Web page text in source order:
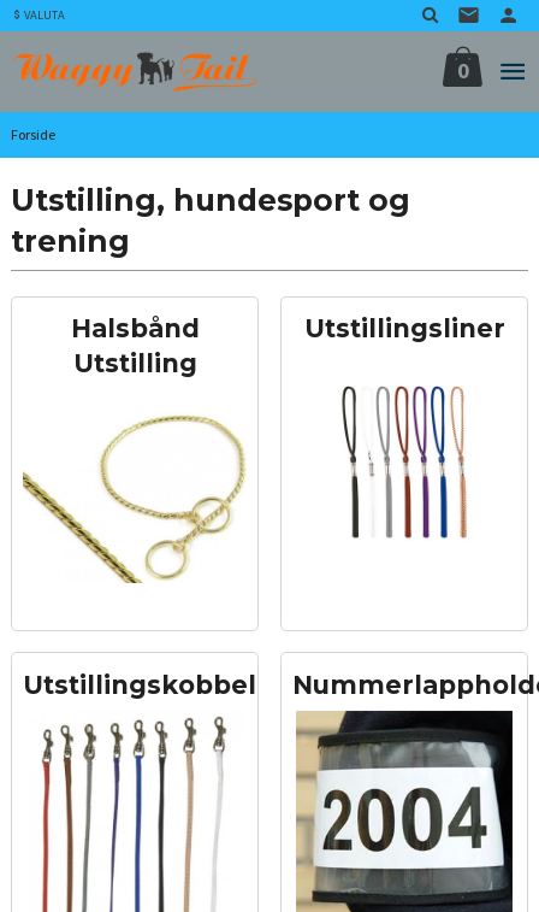
Gå
til
innholdet
VALUTA
0
Forside
Utstilling, hundesport og
trening
Halsbånd
Utstilling
Utstillingsliner
Utstillingskobbel